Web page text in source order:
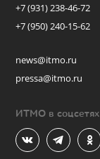
+7 (931) 238-46-72
+7 (950) 240-15-62
news@itmo.ru
pressa@itmo.ru
ИТМО в соцсетях